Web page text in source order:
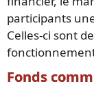
participants
Celles-ci sont
Fonds